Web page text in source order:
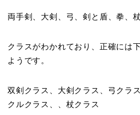
両手剣、大剣、弓、剣と盾、拳、杖
クラスがわかれており、正確には
ようです。
双剣クラス、大剣クラス、弓クラ
クルクラス、、杖クラス